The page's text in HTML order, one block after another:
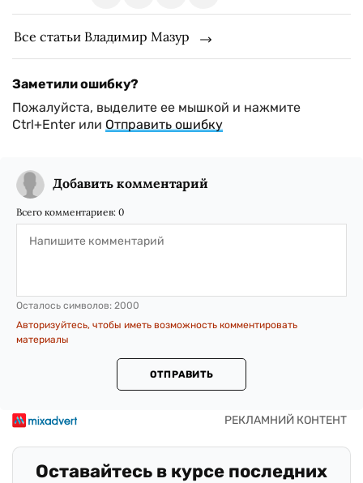
Все статьи Владимир Мазур
Заметили ошибку?
Пожалуйста, выделите ее мышкой и нажмите
Ctrl+Enter или Отправить ошибку
Добавить комментарий
Всего комментариев: 0
Осталось символов: 2000
Авторизуйтесь, чтобы иметь возможность комментировать
материалы
ОТПРАВИТЬ
Оставайтесь в курсе последних